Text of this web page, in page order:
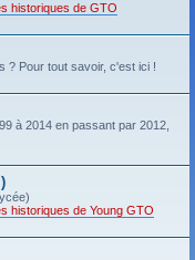
historiques de GTO
? Pour tout savoir, c'est ici !
à 2014 en passant par 2012,
historiques de Young GTO